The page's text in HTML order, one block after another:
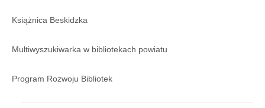
Galeria 2021
Galeria 2020
Książnica Beskidzka
Multiwyszukiwarka w bibliotekach powiatu
Program Rozwoju Bibliotek